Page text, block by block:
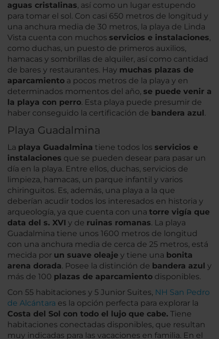
aguas cristalinas, así como un lugar estupendo
para tomar el sol. Con casi 650 metros de longitud y
una anchura media de 30 metros, la playa de Linda
Vista cuenta con muchos servicios e instalaciones,
como duchas, un puesto de primeros auxilios,
hamacas y sombrillas de alquiler, así como cantidad
de bares y restaurantes. Hay muchas plazas de
aparcamiento a pocos metros de la playa y en
determinados momentos del año, se puede venir a
la playa con perro. Esta playa puede presumir de
haber conseguido la certificación de bandera azul.
Playa Guadalmina
La playa Guadalmina tiene todos los servicios e
instalaciones que se pueden desear para pasar un
día en la playa. Entre ellos, duchas, servicios de
limpieza, hamacas, un parque infantil y varios
chiringuitos. Es, además, una playa a la que
deberían acudir todos los interesados en historia y
arqueología, ya que cuenta con una torre vigía que
data del s. XVI y de ruinas romanas. La playa
Guadalmina tiene unos 1600 metros de longitud
con una anchura media de cerca de 25 metros, está
mecida por un suave oleaje y tiene una bonita
arena dorada. Posee la distinción de bandera azul y
más de 100 plazas de aparcamiento disponibles.
Con 55 habitaciones y 5 Junior Suites, NH San Pedro
de Alcántara es la opción perfecta para explorar la
Costa del Sol con todo el lujo que cabe. Tiene
habitaciones conectadas disponibles, que resultan
muy indicadas para las vacaciones en familia. En el